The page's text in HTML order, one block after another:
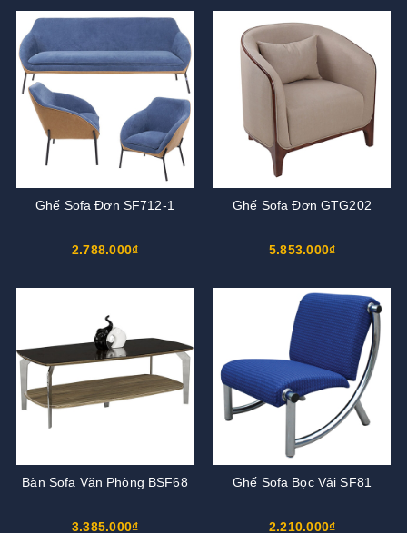
Ghế Sofa Đơn SF712-1
2.788.000₫
Ghế Sofa Đơn GTG202
5.853.000₫
Bàn Sofa Văn Phòng BSF68
3.385.000₫
Ghế Sofa Bọc Vải SF81
2.210.000₫